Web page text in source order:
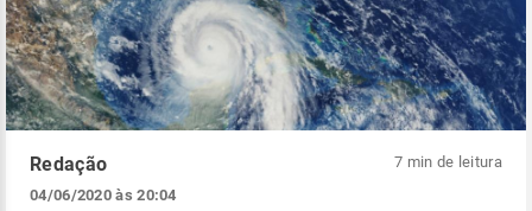
Redação
04/06/2020 às 20:04
7 min de leitura